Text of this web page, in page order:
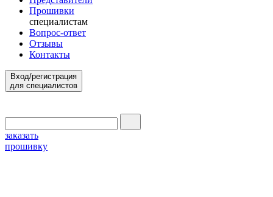
Прошивки
специалистам
Вопрос-ответ
Отзывы
Контакты
Вход/регистрация
для специалистов
заказать
прошивку